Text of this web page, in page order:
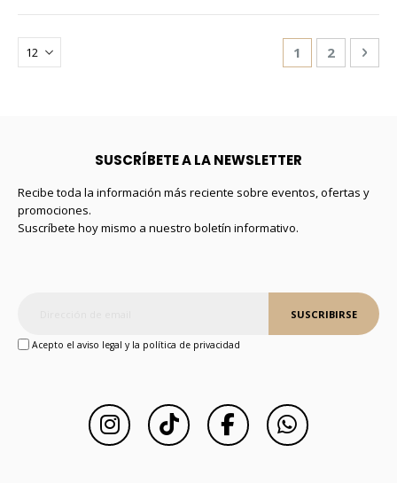
Página
Actualmente
1 Página
2
SUSCRÍBETE A LA NEWSLETTER
Recibe toda la información más reciente sobre eventos, ofertas y
promociones.
Suscríbete hoy mismo a nuestro boletín informativo.
Acepto el aviso legal y la política de privacidad
SUSCRIBIRSE